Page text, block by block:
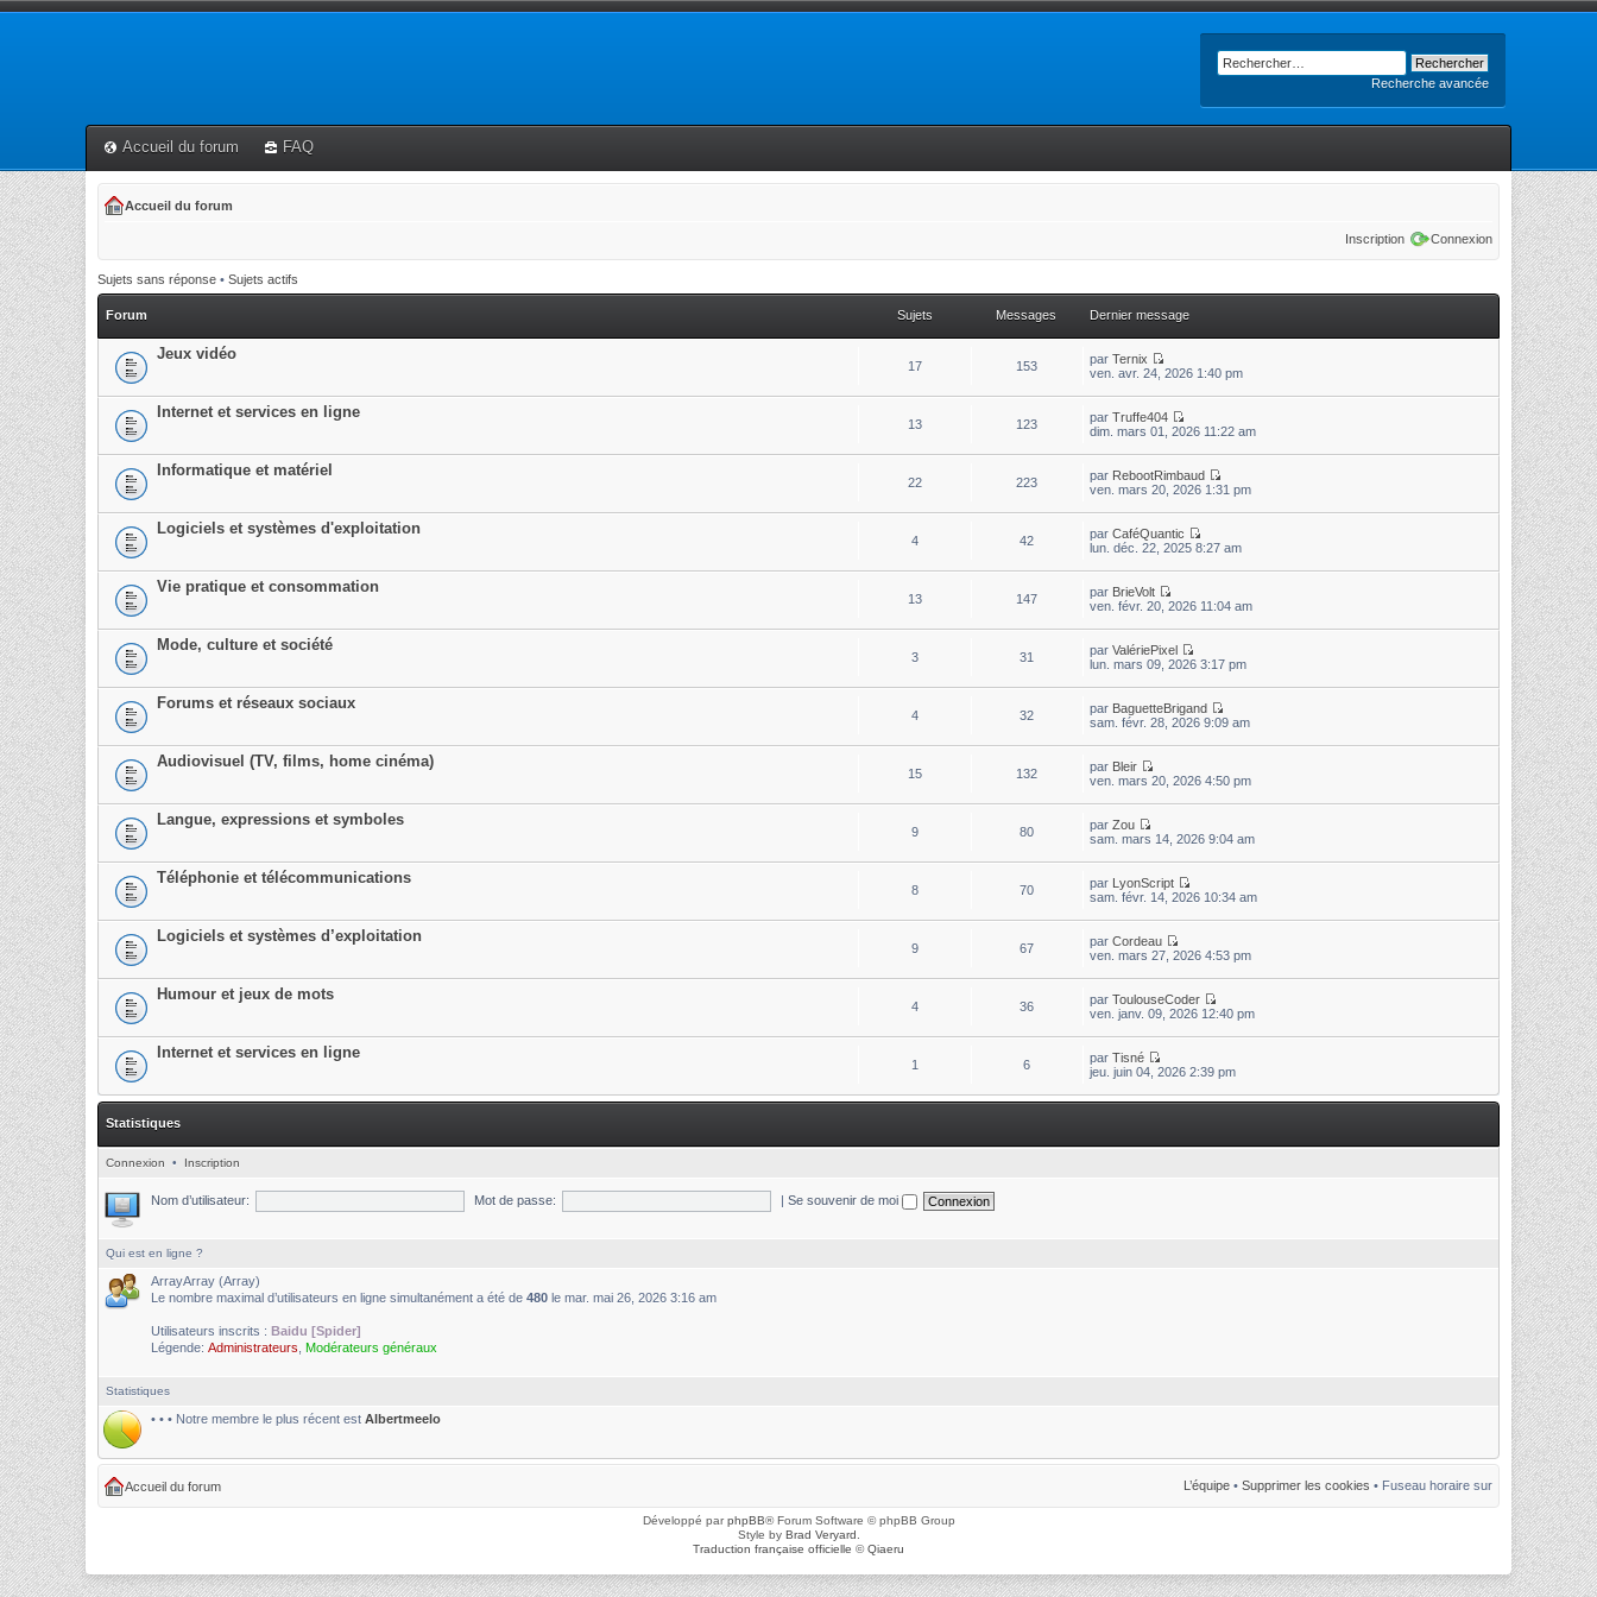
Recherche avancée
Accueil du forum FAQ
Accueil du forum
Inscription Connexion
Sujets sans réponse • Sujets actifs
Forum Sujets Messages Dernier message
Jeux vidéo
17 153 parTernix
ven. avr. 24, 2026 1:40 pm
Internet et services en ligne
13 123 parTruffe404
dim. mars 01, 2026 11:22 am
Informatique et matériel
22 223 par RebootRimbaud
ven. mars 20, 2026 1:31 pm
Logiciels et systèmes d'exploitation
4 42 parCaféQuantic
lun. déc. 22, 2025 8:27 am
Vie pratique et consommation
13 147 par BrieVolt
ven. févr. 20, 2026 11:04 am
Mode, culture et société
3 31 parValériePixel
lun. mars 09, 2026 3:17 pm
Forums et réseaux sociaux
4 32 par BaguetteBrigand
sam. févr. 28, 2026 9:09 am
Audiovisuel (TV, films, home cinéma)
15 132 par Bleir
ven. mars 20, 2026 4:50 pm
Langue, expressions et symboles
9 80 parZou
sam. mars 14, 2026 9:04 am
Téléphonie et télécommunications
8 70 par LyonScript
sam. févr. 14, 2026 10:34 am
Logiciels et systèmes d’exploitation
9 67 parCordeau
ven. mars 27, 2026 4:53 pm
Humour et jeux de mots
4 36 parToulouseCoder
ven. janv. 09, 2026 12:40 pm
Internet et services en ligne
1 6 parTisné
jeu. juin 04, 2026 2:39 pm
Statistiques
Connexion • Inscription
Nom d’utilisateur: Mot de passe: |Se souvenir de moi
Qui est en ligne ?
ArrayArray (Array)
Le nombre maximal d’utilisateurs en ligne simultanément a été de 480 le mar. mai 26, 2026 3:16 am
Utilisateurs inscrits : Baidu [Spider]
Légende: Administrateurs Modérateurs généraux
Statistiques
• • • Notre membre le plus récent est Albertmeelo
Accueil du forum L’équipe • Supprimer les cookies • Fuseau horaire sur
Développé parphpBB® Forum Software © phpBB Group
Style by Brad Veryard
Traduction française officielle ©Qiaeru